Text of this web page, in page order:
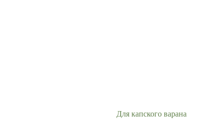
Для капского варана